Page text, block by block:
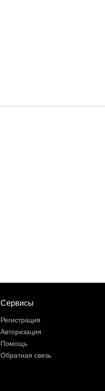
Сервисы
Регистрация
Авторизация
Помощь
Обратная связь